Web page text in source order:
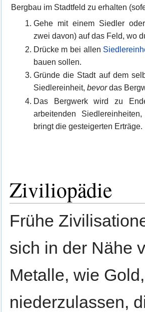
Bergbau im Stadtfeld zu erhalten
Gehe mit einem Siedler
zwei davon) auf das Feld, wo
Drücke m bei allen
bauen sollen.
Gründe die Stadt auf dem
Siedlereinheit, bevordas
Das Bergwerk wird zu
arbeitenden
bringt die gesteigerten Erträge.
Ziviliopädie
Frühe
sich in der Nähe
Metalle, wie
niederzulassen,